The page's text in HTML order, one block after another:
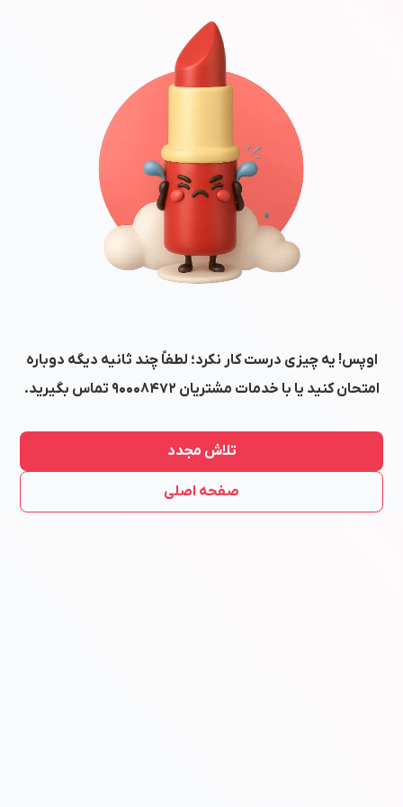
اوپس! یه چیزی درست کار نکرد؛ لطفاً چند ثانیه دیگه دوباره
امتحان کنید یا با خدمات مشتریان ۹۰۰۰۸۴۷۲ تماس بگیرید.
تلاش مجدد
صفحه اصلی